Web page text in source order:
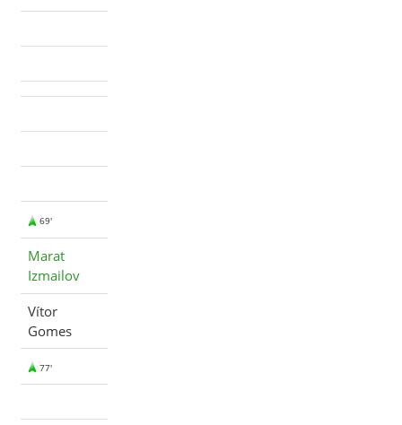
69'
Marat
Izmailov
Vítor
Gomes
77'